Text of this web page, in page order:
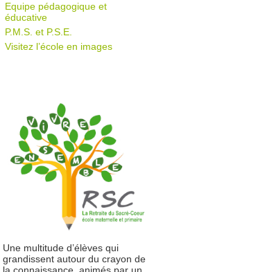
Equipe pédagogique et
éducative
P.M.S. et P.S.E.
Visitez l’école en images
Une multitude d’élèves qui
grandissent autour du crayon de